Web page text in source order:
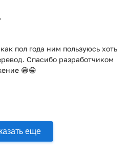
пол года ним пользуюсь хоть
Спасибо разработчиком
😁😁
еще